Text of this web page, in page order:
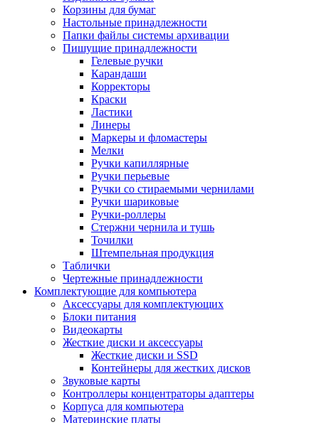
Корзины для бумаг
Настольные принадлежности
Папки файлы системы архивации
Пишущие принадлежности
Гелевые ручки
Карандаши
Корректоры
Краски
Ластики
Линеры
Маркеры и фломастеры
Мелки
Ручки капиллярные
Ручки перьевые
Ручки со стираемыми чернилами
Ручки шариковые
Ручки-роллеры
Стержни чернила и тушь
Точилки
Штемпельная продукция
Таблички
Чертежные принадлежности
Комплектующие для компьютера
Аксессуары для комплектующих
Блоки питания
Видеокарты
Жесткие диски и аксессуары
Жесткие диски и SSD
Контейнеры для жестких дисков
Звуковые карты
Контроллеры концентраторы адаптеры
Корпуса для компьютера
Материнские платы